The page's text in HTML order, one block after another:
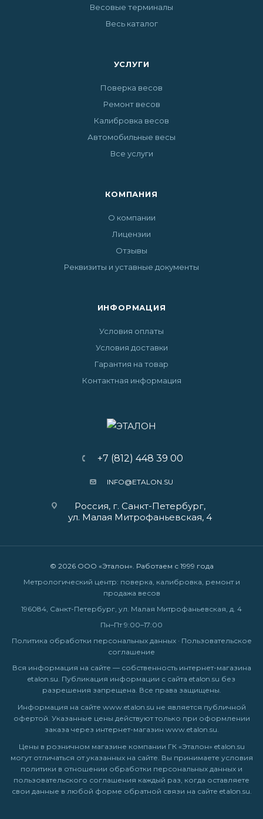
Весовые терминалы
Весь каталог
УСЛУГИ
Поверка весов
Ремонт весов
Калибровка весов
Автомобильные весы
Все услуги
КОМПАНИЯ
О компании
Лицензии
Отзывы
Реквизиты и уставные документы
ИНФОРМАЦИЯ
Условия оплаты
Условия доставки
Гарантия на товар
Контактная информация
+7 (812) 448 39 00
INFO@ETALON.SU
Россия, г. Санкт-Петербург,
ул. Малая Митрофаньевская, 4
© 2026 ООО «Эталон». Работаем с 1999 года
Метрологический центр: поверка, калибровка, ремонт и
продажа весов
196084, Санкт-Петербург, ул. Малая Митрофаньевская, д. 4
Пн–Пт 9:00–17:00
Политика обработки персональных данных· Пользовательское
соглашение
Вся информация на сайте — собственность интернет-магазина
etalon.su. Публикация информации с сайта etalon.su без
разрешения запрещена. Все права защищены.
Информация на сайте www.etalon.su не является публичной
офертой. Указанные цены действуют только при оформлении
заказа через интернет-магазин www.etalon.su.
Цены в розничном магазине компании ГК «Эталон» etalon.su
могут отличаться от указанных на сайте. Вы принимаете условия
политики в отношении обработки персональных данных и
пользовательского соглашения каждый раз, когда оставляете
свои данные в любой форме обратной связи на сайте etalon.su.